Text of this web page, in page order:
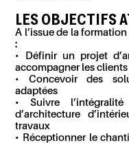
LES OBJECTIFS
A l’issue de la
:
• Définir un projet
accompagner les clients
• Concevoir des
adaptées
• Suivre
d’architecture
travaux
• Réceptionner le